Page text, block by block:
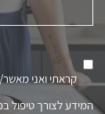
קראתי ואני
המידע לצורך טיפול